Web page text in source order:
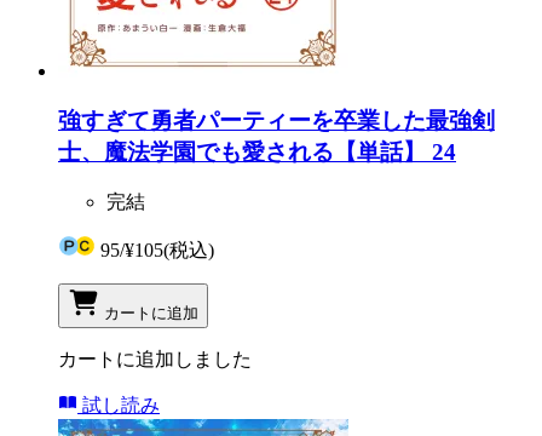
強すぎて勇者パーティーを卒業した最強剣
士、魔法学園でも愛される【単話】 24
完結
95/¥105(税込)
カートに追加
カートに追加しました
試し読み